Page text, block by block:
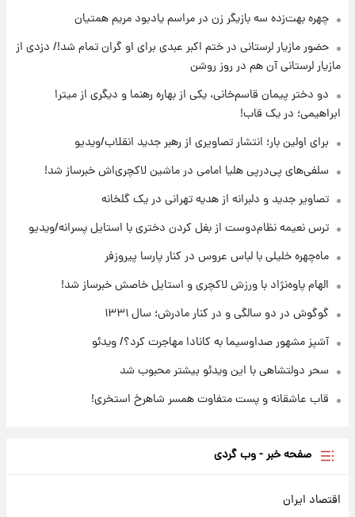
۱۹ ساعت پیش
پی رفتن رامین رضاییان+ عکس
۱۹ ساعت پیش
۱۹ ساعت پیش
با قدرتمندترین و بادوام ترین تانک جهان آشنا
شوید+ فیلم
۲۰ ساعت پیش
چهره بهت‌زده سه بازیگر زن در مراسم یادبود مریم همتیان
حضور مازیار لرستانی در ختم اکبر عبدی برای او گران تمام شد!/ دزدی از
مازیار لرستانی آن هم در روز روشن
دو دختر پیمان قاسم‌خانی، یکی از بهاره رهنما و دیگری از میترا
ابراهیمی؛ در یک قاب!
برای اولین بار؛ انتشار تصاویری از رهبر جدید انقلاب/ویدیو
سلفی‌های پی‌درپی هلیا امامی در ماشین لاکچری‌اش خبرساز شد!
تصاویر جدید و دلبرانه از هدیه تهرانی در یک گلخانه
ترس نعیمه نظام‌دوست از بغل کردن دختری با استایل پسرانه/ویدیو
ماه‌چهره خلیلی با لباس عروس در کنار پارسا پیروزفر
الهام پاوه‌نژاد با ورزش لاکچری و استایل خاصش خبرساز شد!
گوگوش در دو سالگی و در کنار مادرش؛ سال ۱۳۳۱
آشپز مشهور صداوسیما به کانادا مهاجرت کرد؟/ ویدئو
سحر دولتشاهی با این ویدئو بیشتر محبوب شد
قاب عاشقانه و پست متفاوت همسر شاهرخ استخری!
صفحه خبر - وب گردی
اقتصاد ایران